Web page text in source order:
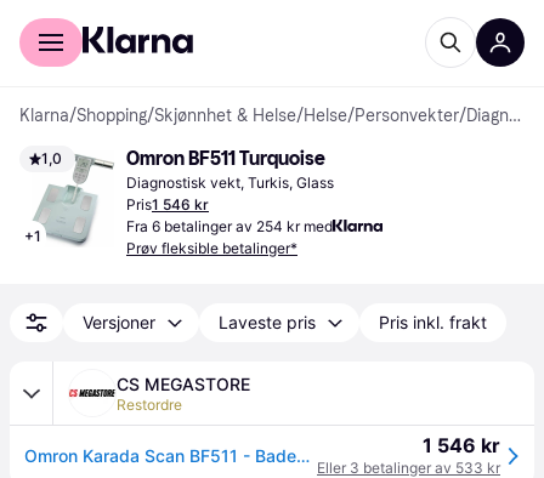
For kunder
Klarna/Shopping/Skjønnhet & Helse/Helse/Personvekter/ Diagnostiske vekter
1,0
+1
Omron BF511 Turquoise
Diagnostisk vekt, Turkis, Glass
Pris1 546 kr
Fra 6 betalinger av 254 kr med
Prøv fleksible betalinger*
Versjoner Laveste pris Pris inkl. frakt
CS MEGASTORE
Restordre
Omron Karada Scan BF511 - Badevekt - blå 1 546 kr
Eller 3 betalinger av 533 kr